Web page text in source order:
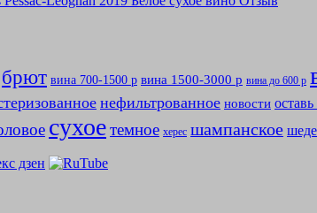
брют вина 700-1500 р вина 1500-3000 р вина до 600 р
нефильтрованное новости
сухоетемное херес шампанское